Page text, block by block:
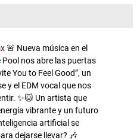
🚨 Nueva música en el
Pool nos abre las puertas
You to Feel Good”, un
y el EDM vocal que nos
✨🐱 Un artista que
vibrante y un futuro
artificial se
dejarse llevar? 🎶